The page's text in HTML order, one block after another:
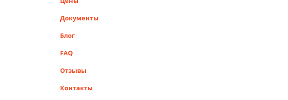
Документы
Блог
FAQ
Отзывы
Контакты